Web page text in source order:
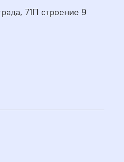
71П строение 9